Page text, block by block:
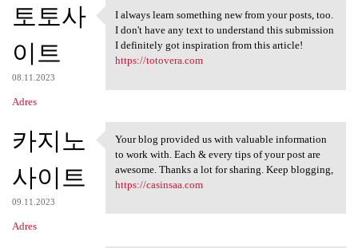
토토사
이트
08.11.2023
Adres
I always learn something new
I always learn something new from your posts, too.
I don't have any text to understand this submission
I definitely got inspiration from this article!
https://totovera.com
카지노
사이트
09.11.2023
Adres
Your blog provided us with
Your blog provided us with valuable information
to work with. Each & every tips of your post are
awesome. Thanks a lot for sharing. Keep blogging,
https://casinsaa.com